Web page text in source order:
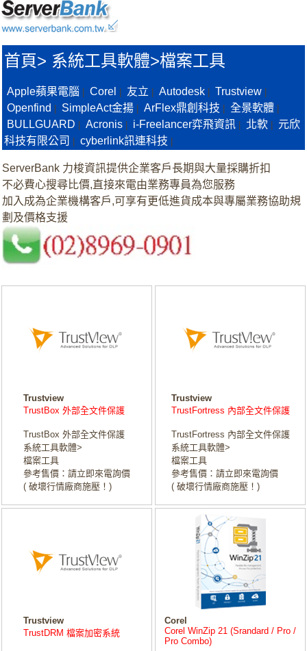
首頁> 系統工具軟體>檔案工具
Apple蘋果電腦 Corel 友立 Autodesk Trustview
Openfind SimpleAct金揚 ArFlex鼎創科技 全景軟體
BULLGUARD Acronis i-Freelancer弈飛資訊 北軟
元欣
科技有限公司
cyberlink訊連科技
ServerBank 力梭資訊提供企業客戶長期與大量採購折扣
不必費心搜尋比價,直接來電由業務專員為您服務
加入成為企業機構客戶,可享有更低進貨成本與專屬業務協助規
劃及價格支援
Trustview
TrustBox 外部全文件保護
TrustBox 外部全文件保護
系統工具軟體>
檔案工具
參考售價：請立即來電詢價
( 破壞行情廠商施壓！)
Trustview
TrustFortress 內部全文件保護
TrustFortress 內部全文件保護
系統工具軟體>
檔案工具
參考售價：請立即來電詢價
( 破壞行情廠商施壓！)
Trustview
TrustDRM 檔案加密系統
Corel
Corel WinZip 21 (Srandard / Pro /
Pro Combo)